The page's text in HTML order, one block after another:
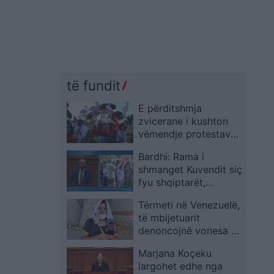
të fundit
E përditshmja
zvicerane i kushton
vëmendje protestave
largimi i Ramës
Bardhi: Rama i
shmanget Kuvendit siç
fyu shqiptarët,
menduar, por nuk
është i lirë
Tërmeti në Venezuelë,
të mbijetuarit
denoncojnë vonesa në
nën rrënoja
Marjana Koçeku
largohet edhe nga